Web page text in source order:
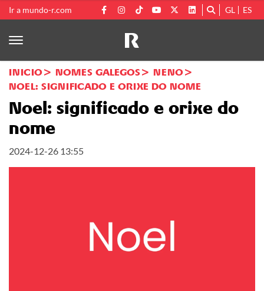
Ir a mundo-r.com GL ES
INICIO NOMES GALEGOS
NENO
NOEL: SIGNIFICADO E ORIXE DO NOME
Noel: significado e orixe do
nome
2024-12-26 13:55